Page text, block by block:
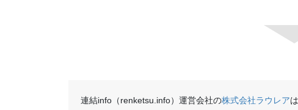
連結info（renketsu.info）運営会社の株式会社ラウレア